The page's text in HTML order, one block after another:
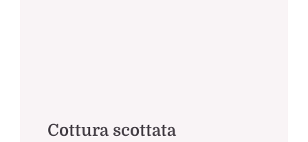
Cottura scottata